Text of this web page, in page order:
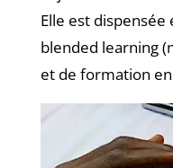
Elle est
blended learning
et de formation